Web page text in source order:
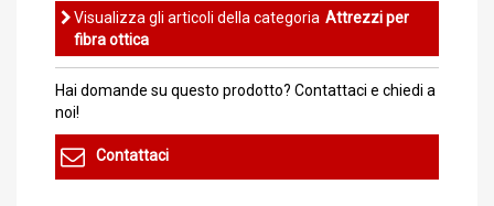
Visualizza gli articoli della categoria Attrezzi per
fibra ottica
Hai domande su questo prodotto? Contattaci e chiedi a
noi!
Contattaci